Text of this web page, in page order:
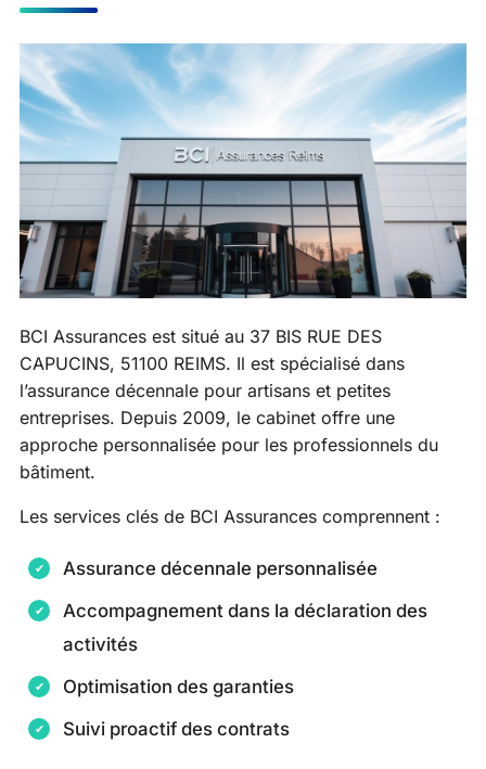
BCI Assurances est situé au 37 BIS RUE DES
CAPUCINS, 51100 REIMS. Il est spécialisé dans
l’assurance décennale pour artisans et petites
entreprises. Depuis 2009, le cabinet offre une
approche personnalisée pour les professionnels du
bâtiment.
Les services clés de BCI Assurances comprennent :
Assurance décennale personnalisée
Accompagnement dans la déclaration des
activités
Optimisation des garanties
Suivi proactif des contrats